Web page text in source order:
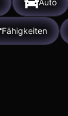
Auto
Fähigkeiten